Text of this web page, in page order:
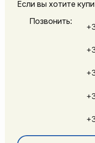
Если вы хотите
Позвонить: